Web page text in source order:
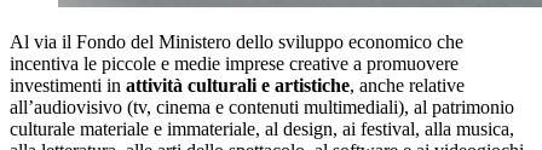
Al via il Fondo del Ministero dello sviluppo economico che
incentiva le piccole e medie imprese creative a promuovere
investimenti in attività culturali e artistiche, anche relative
all’audiovisivo (tv, cinema e contenuti multimediali), al patrimonio
culturale materiale e immateriale, al design, ai festival, alla musica,